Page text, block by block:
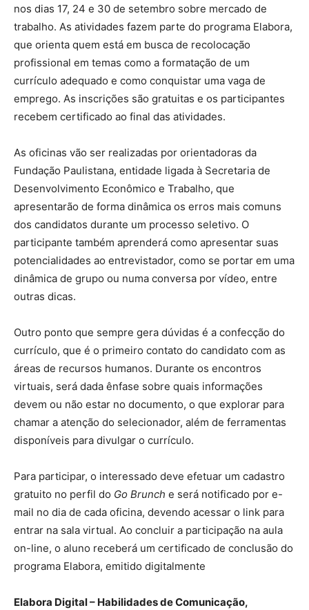
nos dias 17, 24 e 30 de setembro sobre mercado de
trabalho. As atividades fazem parte do programa Elabora,
que orienta quem está em busca de recolocação
profissional em temas como a formatação de um
currículo adequado e como conquistar uma vaga de
emprego. As inscrições são gratuitas e os participantes
recebem certificado ao final das atividades.
As oficinas vão ser realizadas por orientadoras da
Fundação Paulistana, entidade ligada à Secretaria de
Desenvolvimento Econômico e Trabalho, que
apresentarão de forma dinâmica os erros mais comuns
dos candidatos durante um processo seletivo. O
participante também aprenderá como apresentar suas
potencialidades ao entrevistador, como se portar em uma
dinâmica de grupo ou numa conversa por vídeo, entre
outras dicas.
Outro ponto que sempre gera dúvidas é a confecção do
currículo, que é o primeiro contato do candidato com as
áreas de recursos humanos. Durante os encontros
virtuais, será dada ênfase sobre quais informações
devem ou não estar no documento, o que explorar para
chamar a atenção do selecionador, além de ferramentas
disponíveis para divulgar o currículo.
Para participar, o interessado deve efetuar um cadastro
gratuito no perfil do Go Brunch e será notificado por e-
mail no dia de cada oficina, devendo acessar o link para
entrar na sala virtual. Ao concluir a participação na aula
on-line, o aluno receberá um certificado de conclusão do
programa Elabora, emitido digitalmente
Elabora Digital – Habilidades de Comunicação,